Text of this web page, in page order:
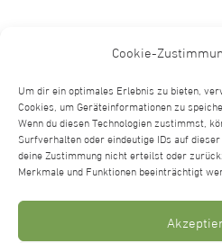
Cookie-
Um dir ein optimales Erlebnis zu bieten,
Cookies, um Geräteinformationen zu
Wenn du diesen Technologien zustimmst,
Surfverhalten oder eindeutige IDs auf
deine Zustimmung nicht erteilst oder
Merkmale und Funktionen beeinträchtigt